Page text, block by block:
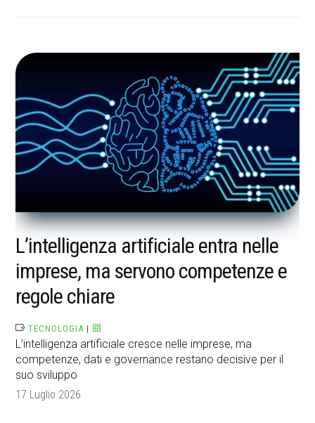
L’intelligenza artificiale entra nelle
imprese, ma servono competenze e
regole chiare
TECNOLOGIA |
L’intelligenza artificiale cresce nelle imprese, ma
competenze, dati e governance restano decisive per il
suo sviluppo
17 Luglio 2026